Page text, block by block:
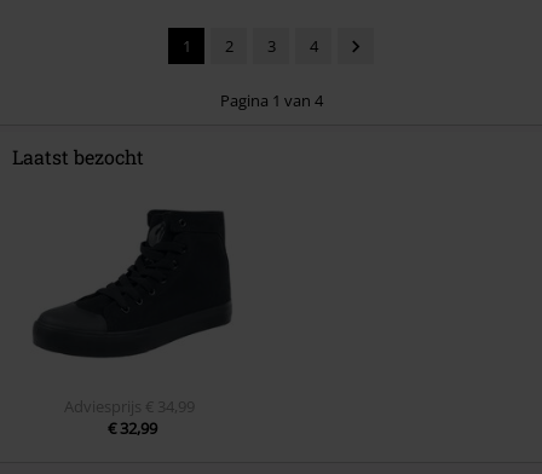
Commentaar versturen
1 2 3 4
Pagina 1 van 4
Laatst bezocht
Adviesprijs
€ 34,99
€ 32,99